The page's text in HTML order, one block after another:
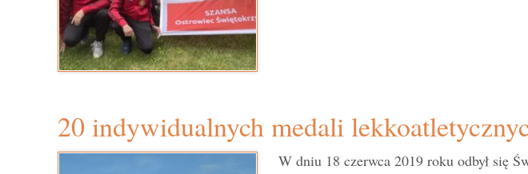
20 indywidualnych medali
W dniu 18 czerwca 2019 roku odbył się